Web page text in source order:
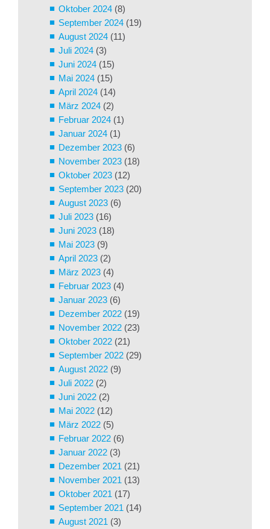
Oktober 2024 (8)
September 2024 (19)
August 2024 (11)
Juli 2024 (3)
Juni 2024 (15)
Mai 2024 (15)
April 2024 (14)
März 2024 (2)
Februar 2024 (1)
Januar 2024 (1)
Dezember 2023 (6)
November 2023 (18)
Oktober 2023 (12)
September 2023 (20)
August 2023 (6)
Juli 2023 (16)
Juni 2023 (18)
Mai 2023 (9)
April 2023 (2)
März 2023 (4)
Februar 2023 (4)
Januar 2023 (6)
Dezember 2022 (19)
November 2022 (23)
Oktober 2022 (21)
September 2022 (29)
August 2022 (9)
Juli 2022 (2)
Juni 2022 (2)
Mai 2022 (12)
März 2022 (5)
Februar 2022 (6)
Januar 2022 (3)
Dezember 2021 (21)
November 2021 (13)
Oktober 2021 (17)
September 2021 (14)
August 2021 (3)